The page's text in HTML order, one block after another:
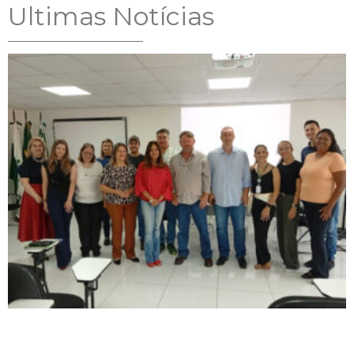
Ultimas Notícias